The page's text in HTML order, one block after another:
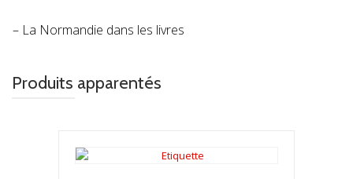
– La Normandie dans les livres
Produits apparentés